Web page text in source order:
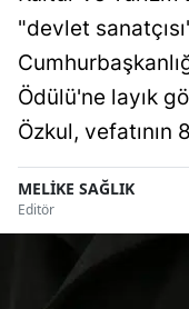
"devlet
Ödülü'ne layık
Özkul, vefatının
MELİKE SAĞLIK
Editör